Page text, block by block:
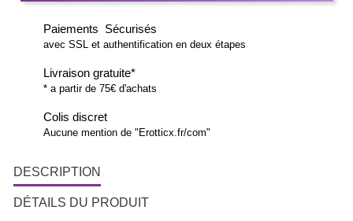
Paiements Sécurisés
avec SSL et authentification en deux étapes
Livraison gratuite*
* a partir de 75€ d'achats
Colis discret
Aucune mention de "Erotticx.fr/com"
DESCRIPTION
DÉTAILS DU PRODUIT